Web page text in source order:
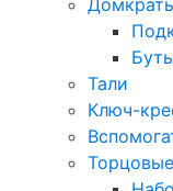
Тали
Ключ-